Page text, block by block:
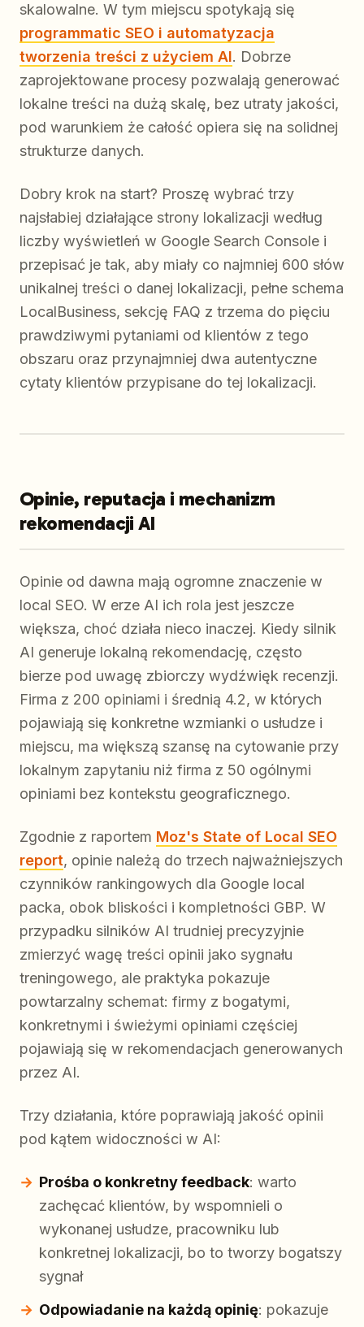
skalowalne. W tym miejscu spotykają się
programmatic SEO i automatyzacja
tworzenia treści z użyciem AI. Dobrze
zaprojektowane procesy pozwalają generować
lokalne treści na dużą skalę, bez utraty jakości,
pod warunkiem że całość opiera się na solidnej
strukturze danych.
Dobry krok na start? Proszę wybrać trzy
najsłabiej działające strony lokalizacji według
liczby wyświetleń w Google Search Console i
przepisać je tak, aby miały co najmniej 600 słów
unikalnej treści o danej lokalizacji, pełne schema
LocalBusiness, sekcję FAQ z trzema do pięciu
prawdziwymi pytaniami od klientów z tego
obszaru oraz przynajmniej dwa autentyczne
cytaty klientów przypisane do tej lokalizacji.
Opinie, reputacja i mechanizm
rekomendacji AI
Opinie od dawna mają ogromne znaczenie w
local SEO. W erze AI ich rola jest jeszcze
większa, choć działa nieco inaczej. Kiedy silnik
AI generuje lokalną rekomendację, często
bierze pod uwagę zbiorczy wydźwięk recenzji.
Firma z 200 opiniami i średnią 4.2, w których
pojawiają się konkretne wzmianki o usłudze i
miejscu, ma większą szansę na cytowanie przy
lokalnym zapytaniu niż firma z 50 ogólnymi
opiniami bez kontekstu geograficznego.
Zgodnie z raportem Moz's State of Local SEO
report, opinie należą do trzech najważniejszych
czynników rankingowych dla Google local
packa, obok bliskości i kompletności GBP. W
przypadku silników AI trudniej precyzyjnie
zmierzyć wagę treści opinii jako sygnału
treningowego, ale praktyka pokazuje
powtarzalny schemat: firmy z bogatymi,
konkretnymi i świeżymi opiniami częściej
pojawiają się w rekomendacjach generowanych
przez AI.
Trzy działania, które poprawiają jakość opinii
pod kątem widoczności w AI:
Prośba o konkretny feedback: warto
zachęcać klientów, by wspomnieli o
wykonanej usłudze, pracowniku lub
konkretnej lokalizacji, bo to tworzy bogatszy
sygnał
Odpowiadanie na każdą opinię: pokazuje